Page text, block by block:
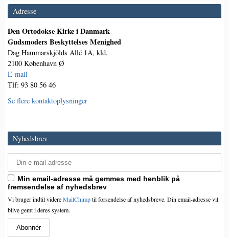
Adresse
Den Ortodokse Kirke i Danmark
Gudsmoders Beskyttelses Menighed
Dag Hammarskjölds Allé 1A, kld.
2100 København Ø
E-mail
Tlf: 93 80 56 46
Se flere kontaktoplysninger
Nyhedsbrev
Min email-adresse må gemmes med henblik på
fremsendelse af nyhedsbrev
Vi bruger indtil videreMailChimptil forsendelse af nyhedsbreve. Din email-adresse vil
blive gemt i deres system.